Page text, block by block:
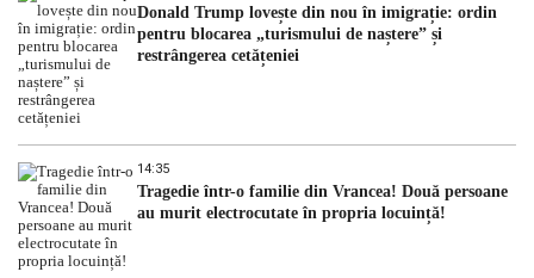
Donald Trump lovește din nou în imigrație: ordin
pentru blocarea „turismului de naștere” și
restrângerea cetățeniei
14:35
Tragedie într-o familie din Vrancea! Două persoane
au murit electrocutate în propria locuință!